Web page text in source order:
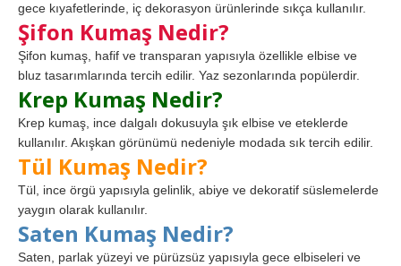
gece kıyafetlerinde, iç dekorasyon ürünlerinde sıkça kullanılır.
Şifon Kumaş Nedir?
Şifon kumaş, hafif ve transparan yapısıyla özellikle elbise ve
bluz tasarımlarında tercih edilir. Yaz sezonlarında popülerdir.
Krep Kumaş Nedir?
Krep kumaş, ince dalgalı dokusuyla şık elbise ve eteklerde
kullanılır. Akışkan görünümü nedeniyle modada sık tercih edilir.
Tül Kumaş Nedir?
Tül, ince örgü yapısıyla gelinlik, abiye ve dekoratif süslemelerde
yaygın olarak kullanılır.
Saten Kumaş Nedir?
Saten, parlak yüzeyi ve pürüzsüz yapısıyla gece elbiseleri ve